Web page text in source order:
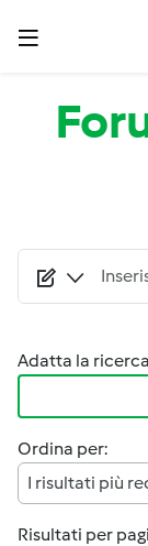
Salta al
Adatta la ricerca
Ordina per:
I risultati più
Risultati per